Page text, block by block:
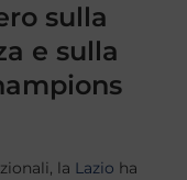
sulla
e sulla
la Lazio ha